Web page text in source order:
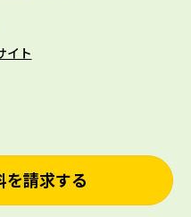
イト
を請求する